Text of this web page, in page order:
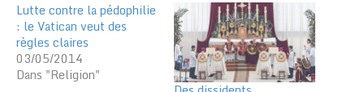
Lutte contre la pédophilie
: le Vatican veut des
règles claires
03/05/2014
Dans "Religion"